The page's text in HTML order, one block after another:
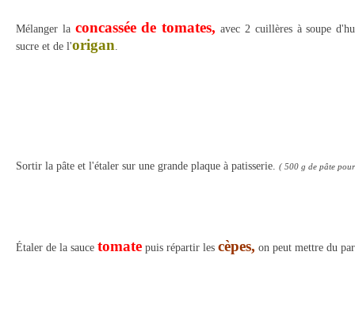
Mélanger la concassée de tomates, avec 2 cuillères à soupe
sucre et de l'origan.
Sortir la pâte et l'étaler sur une grande plaque à patisserie. ( 500 g de pâte
Étaler de la sauce tomate puis répartir les cèpes, on peut mettre du